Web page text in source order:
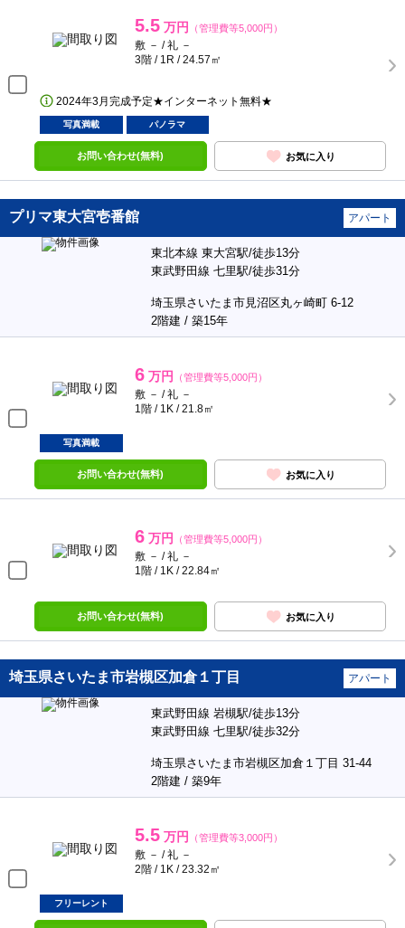
5.5 万円 （管理費等5,000円）
敷 － / 礼 －
3階 / 1R / 24.57㎡
2024年3月完成予定★インターネット無料★
写真満載 パノラマ
お問い合わせ(無料) お気に入り
プリマ東大宮壱番館 アパート
東北本線 東大宮駅/徒歩13分
東武野田線 七里駅/徒歩31分
埼玉県さいたま市見沼区丸ヶ崎町 6-12
2階建 / 築15年
6 万円 （管理費等5,000円）
敷 － / 礼 －
1階 / 1K / 21.8㎡
写真満載
お問い合わせ(無料) お気に入り
6 万円 （管理費等5,000円）
敷 － / 礼 －
1階 / 1K / 22.84㎡
お問い合わせ(無料) お気に入り
埼玉県さいたま市岩槻区加倉１丁目 アパート
東武野田線 岩槻駅/徒歩13分
東武野田線 七里駅/徒歩32分
埼玉県さいたま市岩槻区加倉１丁目 31-44
2階建 / 築9年
5.5 万円 （管理費等3,000円）
敷 － / 礼 －
2階 / 1K / 23.32㎡
フリーレント